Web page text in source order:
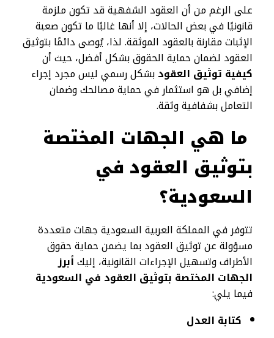
على الرغم من أن العقود الشفهية قد تكون ملزمة
قانونيًا في بعض الحالات، إلا أنها غالبًا ما تكون صعبة
الإثبات مقارنة بالعقود الموثقة. لذا، يُوصى دائمًا بتوثيق
العقود لضمان حماية الحقوق بشكل أفضل، حيث أن
كيفية توثيق العقودبشكل رسمي ليس مجرد إجراء
إضافي بل هو استثمار في حماية مصالحك وضمان
التعامل بشفافية وثقة.
ما هي الجهات المختصة
بتوثيق العقود في
السعودية؟
تتوفر في المملكة العربية السعودية جهات متعددة
مسؤولة عن توثيق العقود بما يضمن حماية حقوق
الأطراف وتسهيل الإجراءات القانونية، إليكأبرز
الجهات المختصة بتوثيق العقود في السعودية
فيما يلي:
كتابة العدل